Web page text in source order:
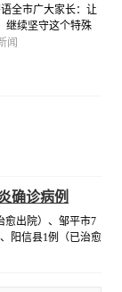
全市广大家长：让
继续坚守这个特殊
健康、学习和成
闻
确诊病例
愈出院）、邹平市7
阳信县1例（已治愈